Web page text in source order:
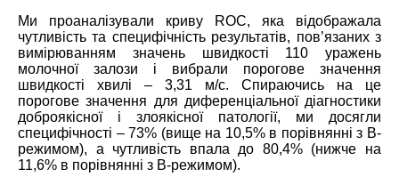
Ми проаналізували криву ROC, яка відображала
чутливість та специфічність результатів, пов’язаних з
вимірюванням значень швидкості 110 уражень
молочної залози і вибрали порогове значення
швидкості хвилі – 3,31 м/с. Спираючись на це
порогове значення для диференціальної діагностики
доброякісної і злоякісної патології, ми досягли
специфічності – 73% (вище на 10,5% в порівнянні з B-
режимом), а чутливість впала до 80,4% (нижче на
11,6% в порівнянні з B-режимом).